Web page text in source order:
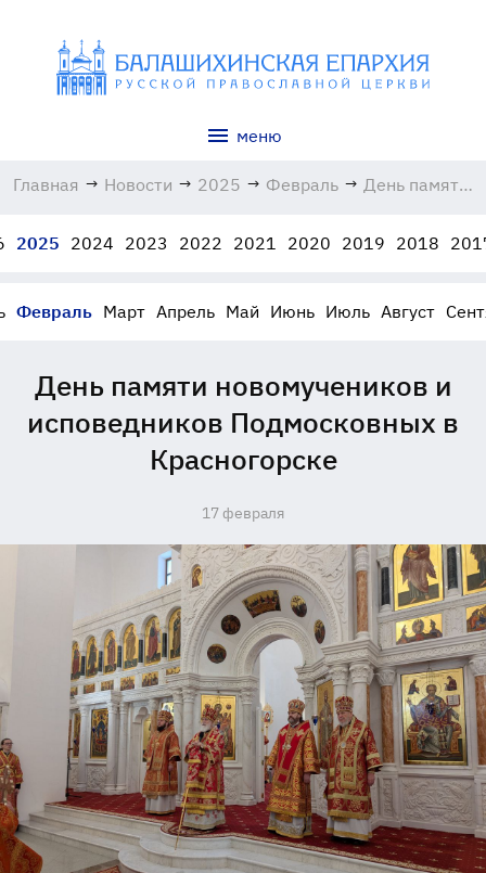
меню
Главная → Новости → 2025 → Февраль → День памяти
исповедников
Красногорске
2025 2024 2023 2022 2021 2020 2019 2018
Февраль Март Апрель Май Июнь Июль Август
День памяти новомучеников и
исповедников Подмосковных в
Красногорске
17 февраля